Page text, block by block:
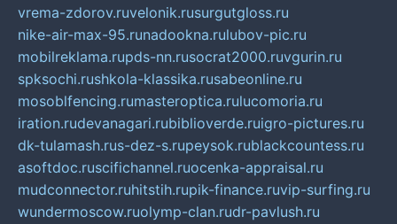
vrema-zdorov.ruvelonik.rusurgutgloss.ru
nike-air-max-95.runadookna.rulubov-pic.ru
mobilreklama.rupds-nn.rusocrat2000.ruvgurin.ru
spksochi.rushkola-klassika.rusabeonline.ru
mosoblfencing.rumasteroptica.rulucomoria.ru
iration.rudevanagari.rubiblioverde.ruigro-pictures.ru
dk-tulamash.rus-dez-s.rupeysok.rublackcountess.ru
asoftdoc.ruscifichannel.ruocenka-appraisal.ru
mudconnector.ruhitstih.rupik-finance.ruvip-surfing.ru
wundermoscow.ruolymp-clan.rudr-pavlush.ru